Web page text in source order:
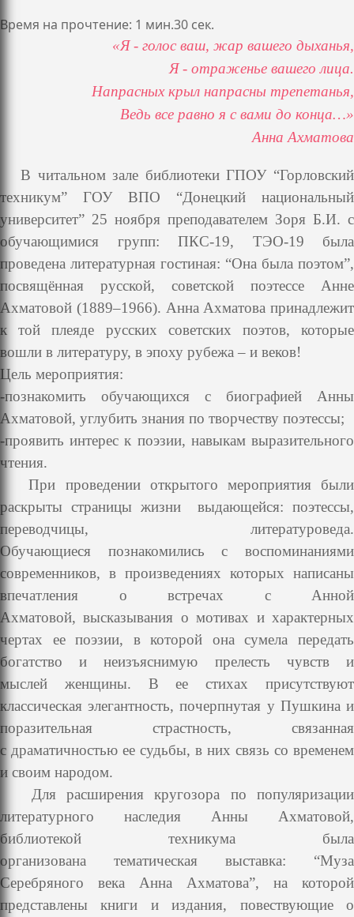
Время на прочтение: 1 мин.30 сек.
«Я - голос ваш, жар вашего дыханья,
Я - отраженье вашего лица.
Напрасных крыл напрасны трепетанья,
Ведь все равно я с вами до конца…»
Анна Ахматова
В читальном зале библиотеки ГПОУ “Горловский
техникум” ГОУ ВПО “Донецкий национальный
университет” 25 ноября преподавателем Зоря Б.И. с
обучающимися групп: ПКС-19, ТЭО-19 была
проведена литературная гостиная: “Она была поэтом”,
посвящённая русской, советской поэтессе Анне
Ахматовой (1889–1966). Анна Ахматова принадлежит
к той плеяде русских советских поэтов, которые
вошли в литературу, в эпоху рубежа – и веков!
Цель мероприятия:
-познакомить обучающихся с биографией Анны
Ахматовой, углубить знания по творчеству поэтессы;
-проявить интерес к поэзии, навыкам выразительного
чтения.
При проведении открытого мероприятия были
раскрыты страницы жизни выдающейся: поэтессы,
переводчицы, литературоведа.
Обучающиеся познакомились с воспоминаниями
современников, в произведениях которых написаны
впечатления о встречах с Анной
Ахматовой,высказывания о мотивах и характерных
чертах ее поэзии, в которой онасумела передать
богатство и неизъяснимую прелесть чувств и
мыслей женщины. В ее стихах присутствуют
классическая элегантность,почерпнутая у Пушкина и
поразительная страстность, связанная
с драматичностью ее судьбы, в них связь со временем
и своим народом.
Для расширения кругозора по популяризации
литературного наследия Анны Ахматовой,
библиотекой техникума была
организована тематическая выставка: “Муза
Серебряного века Анна Ахматова”, на которой
представлены книги и издания, повествующие о